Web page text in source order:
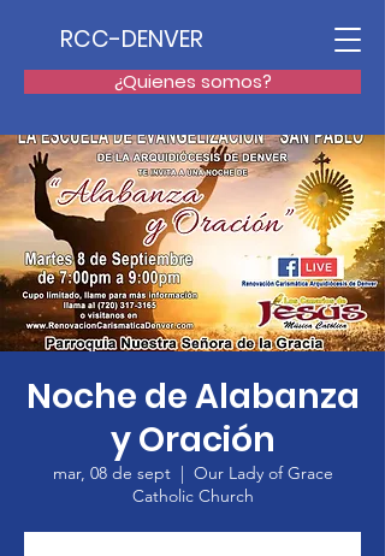
¿Quienes somos?
RCC-DENVER
Noche de Alabanza
y Oración
mar, 08 de sept
  |
Our Lady of Grace
Catholic Church